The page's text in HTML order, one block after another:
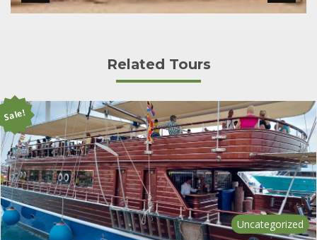
Related Tours
Sale!
Uncategorized